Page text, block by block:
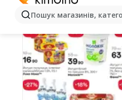
Пошук магазинів,